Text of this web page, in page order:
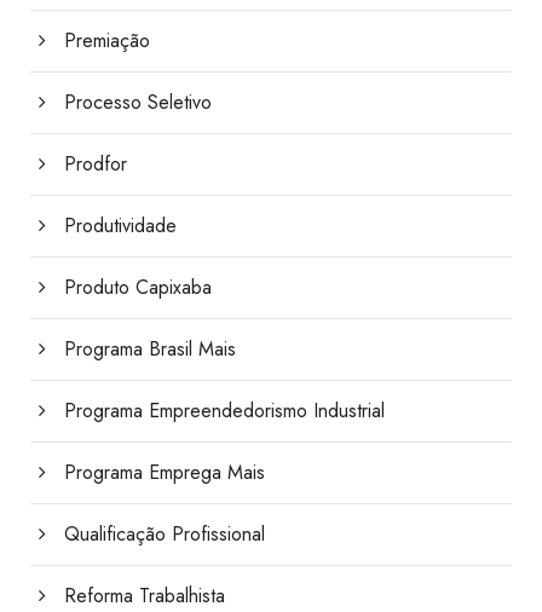
Premiação
Processo Seletivo
Prodfor
Produtividade
Produto Capixaba
Programa Brasil Mais
Programa Empreendedorismo Industrial
Programa Emprega Mais
Qualificação Profissional
Reforma Trabalhista